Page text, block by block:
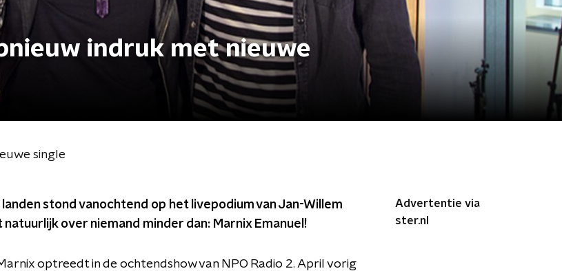
indruk met nieuwe
single
landen stond vanochtend op het livepodium van Jan-Willem
over niemand minder dan: Marnix Emanuel!
optreedt in de ochtendshow van NPO Radio 2. April vorig
Advertentie via
ster.nl